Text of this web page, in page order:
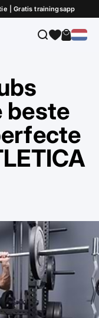
| Gratis trainingsapp
Zoeken
beste